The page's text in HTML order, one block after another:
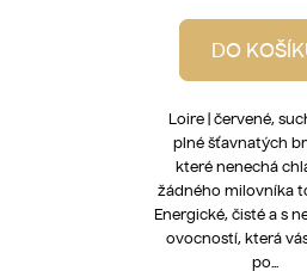
DO
Loire | červené,
plné šťavnatých
které nenechá
žádného milovníka
Energické, čisté a s
ovocností, která
po...